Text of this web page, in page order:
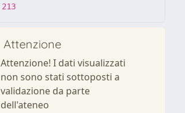
213
Attenzione
Attenzione! I dati visualizzati
non sono stati sottoposti a
validazione da parte
dell'ateneo